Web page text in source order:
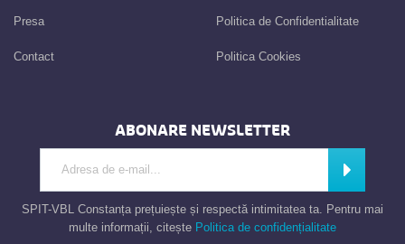
Presa
Contact
Politica de Confidentialitate
Politica Cookies
ABONARE NEWSLETTER
SPIT-VBL Constanța prețuiește și respectă intimitatea ta. Pentru mai
multe informații, citește Politica de confidențialitate